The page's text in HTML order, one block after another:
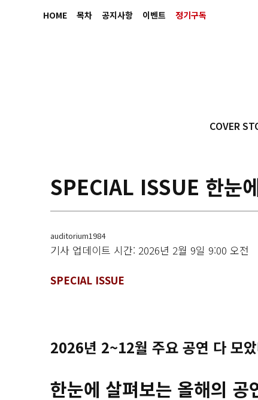
HOME 목차 공지사항 이벤트 정기구독
COVER
SPECIAL ISSUE 한눈
auditorium1984
기사 업데이트 시간: 2026년 2월 9일 9:00 오전
SPECIAL ISSUE
2026년 2~12월 주요 공연 다 모
한눈에 살펴보는 올해의 공